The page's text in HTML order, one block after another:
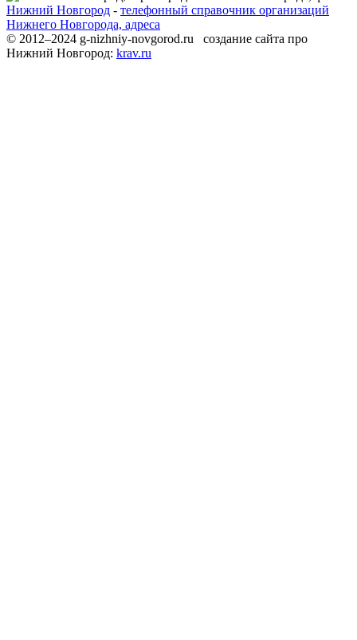
Нижний Новгород - телефонный справочник организаций
Нижнего Новгорода, адреса
© 2012–2024 g-nizhniy-novgorod.ru создание сайта про
Нижний Новгород: krav.ru